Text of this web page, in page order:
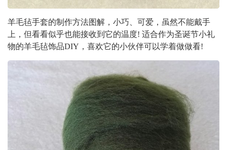
羊毛毡手套的制作方法图解，小巧、可爱，虽然不能戴手
上，但看看似乎也能接收到它的温度! 适合作为圣诞节小礼
物的羊毛毡饰品DIY，喜欢它的小伙伴可以学着做做看!